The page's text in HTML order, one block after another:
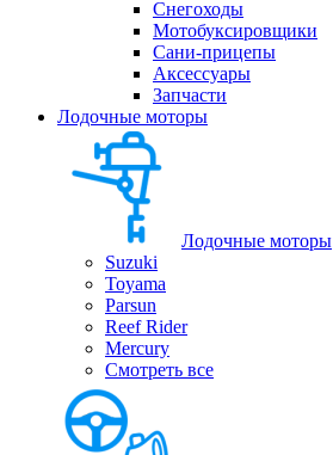
Снегоходы
Мотобуксировщики
Сани-прицепы
Аксессуары
Запчасти
Лодочные моторы
Лодочные моторы
Suzuki
Toyama
Parsun
Reef Rider
Mercury
Смотреть все